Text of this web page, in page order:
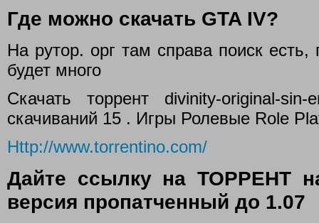
Где можно скачать GTA IV?
На рутор. орг там справа поиск
будет много
Скачать торрент divinity-original-
cкачиваний 15 . Игры Ролевые Role
Http://www.torrentino.com/
Дайте ссылку на ТОРРЕНТ
версия пропатченный до 1.07